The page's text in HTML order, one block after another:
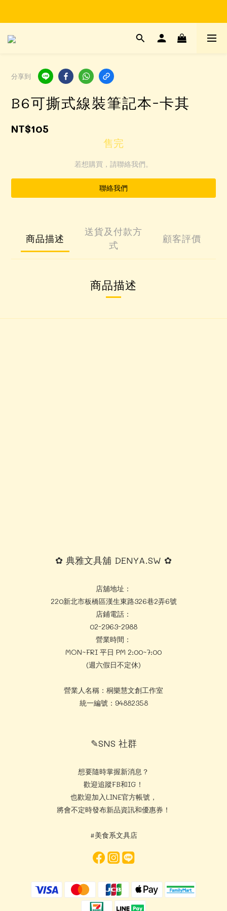
Time to enjoy STATIONERY!
分享到
B6可撕式線裝筆記本-卡其
NT$105
售完
若想購買，請聯絡我們。
聯絡我們
商品描述
送貨及付款方
式
顧客評價
商品描述
✿ 典雅文具舖 DENYA.SW ✿
店舖地址：
220新北市板橋區漢生東路326巷2弄6號
店鋪電話：
02-2963-2988
營業時間：
MON~FRI 平日 PM 2:00~7:00
(週六假日不定休)
營業人名稱：桐樂慧文創工作室
統一編號：94882358
✎SNS 社群
想要隨時掌握新消息？
歡迎追蹤FB和IG！
也歡迎加入LINE官方帳號，
將會不定時發布新品資訊和優惠券！
#美食系文具店